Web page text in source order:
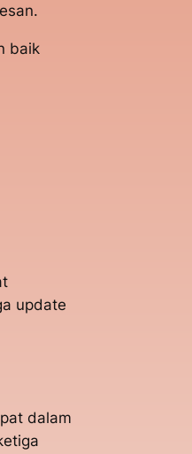
baik
update
dalam